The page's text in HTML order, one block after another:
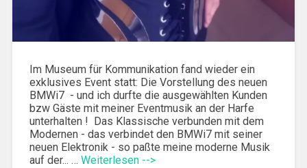
Im Museum für Kommunikation fand wieder ein
exklusives Event statt: Die Vorstellung des neuen
BMWi7 - und ich durfte die ausgewählten Kunden
bzw Gäste mit meiner Eventmusik an der Harfe
unterhalten ! Das Klassische verbunden mit dem
Modernen - das verbindet den BMWi7 mit seiner
neuen Elektronik - so paßte meine moderne Musik
auf der... … Weiterlesen -->